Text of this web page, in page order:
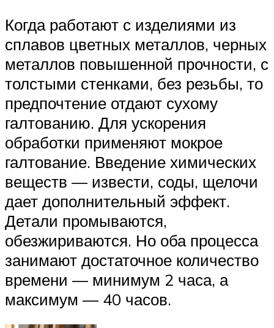
Когда работают с изделиями из
сплавов цветных металлов, черных
металлов повышенной прочности, с
толстыми стенками, без резьбы, то
предпочтение отдают сухому
галтованию. Для ускорения
обработки применяют мокрое
галтование. Введение химических
веществ — извести, соды, щелочи
дает дополнительный эффект.
Детали промываются,
обезжириваются. Но оба процесса
занимают достаточное количество
времени — минимум 2 часа, а
максимум — 40 часов.